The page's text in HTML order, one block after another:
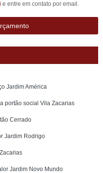
e entre em contato por email.
Jardim América
portão social Vila Zacarias
Cerrado
Jardim Rodrigo
Jardim Novo Mundo